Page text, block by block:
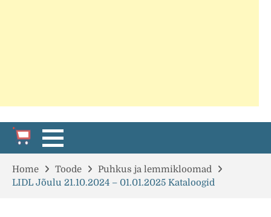
Home Toode
Puhkus ja lemmikloomad
LIDL Jõulu 21.10.2024 – 01.01.2025 Kataloogid